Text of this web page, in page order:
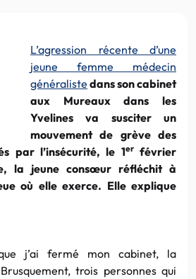
L’agression récente d’une
jeune femme médecin
généraliste dans son cabinet
aux Mureaux dans les
Yvelines va susciter un
mouvement de grève des
par l’insécurité, le 1erfévrier
la jeune consœur réfléchit à
où elle exerce. Elle explique
j’ai fermé mon cabinet, la
trois personnes qui